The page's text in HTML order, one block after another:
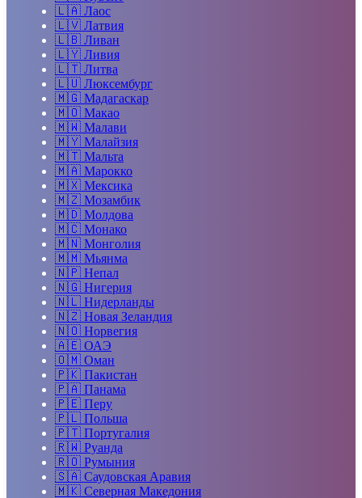
🇱🇦 Лаос
🇱🇻 Латвия
🇱🇧 Ливан
🇱🇾 Ливия
🇱🇹 Литва
🇱🇺 Люксембург
🇲🇬 Мадагаскар
🇲🇴 Макао
🇲🇼 Малави
🇲🇾 Малайзия
🇲🇹 Мальта
🇲🇦 Марокко
🇲🇽 Мексика
🇲🇿 Мозамбик
🇲🇩 Молдова
🇲🇨 Монако
🇲🇳 Монголия
🇲🇲 Мьянма
🇳🇵 Непал
🇳🇬 Нигерия
🇳🇱 Нидерланды
🇳🇿 Новая Зеландия
🇳🇴 Норвегия
🇦🇪 ОАЭ
🇴🇲 Оман
🇵🇰 Пакистан
🇵🇦 Панама
🇵🇪 Перу
🇵🇱 Польша
🇵🇹 Португалия
🇷🇼 Руанда
🇷🇴 Румыния
🇸🇦 Саудовская Аравия
🇲🇰 Северная Македония